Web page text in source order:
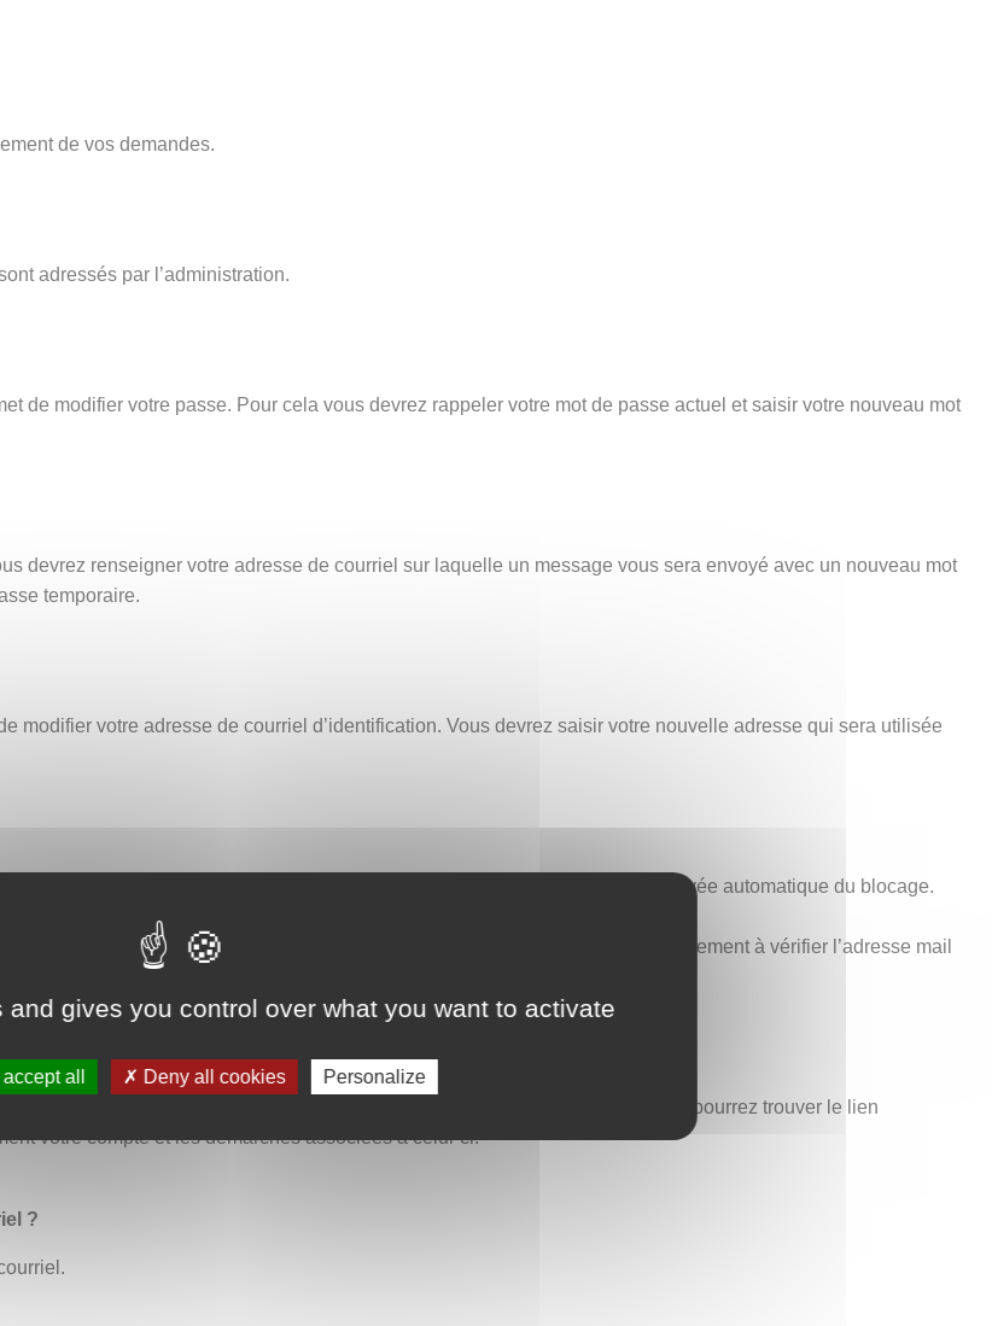
gives you control over what you want to activate
all Deny all cookies Personalize
de vos demandes.
adressés par l’administration.
de modifier votre passe. Pour cela vous devrez rappeler votre mot de passe actuel et saisir votre nouveau mot
devrez renseigner votre adresse de courriel sur laquelle un message vous sera envoyé avec un nouveau mot
temporaire.
modifier votre adresse de courriel d’identification. Vous devrez saisir votre nouvelle adresse qui sera utilisée
automatiquement le compte. Un délai de 30 minutes est nécessaire à la levée automatique du blocage.
la réinitialisation de votre mot de passe (voir ci-dessus). Pensez également à vérifier l’adresse mail
afin de vous assurer que celle-ci ne contient aucune erreur.
de modifier toutes vos informations personnelles. C’est également ici que vous pourrez trouver le lien
votre compte et les démarches associées à celui-ci.
?